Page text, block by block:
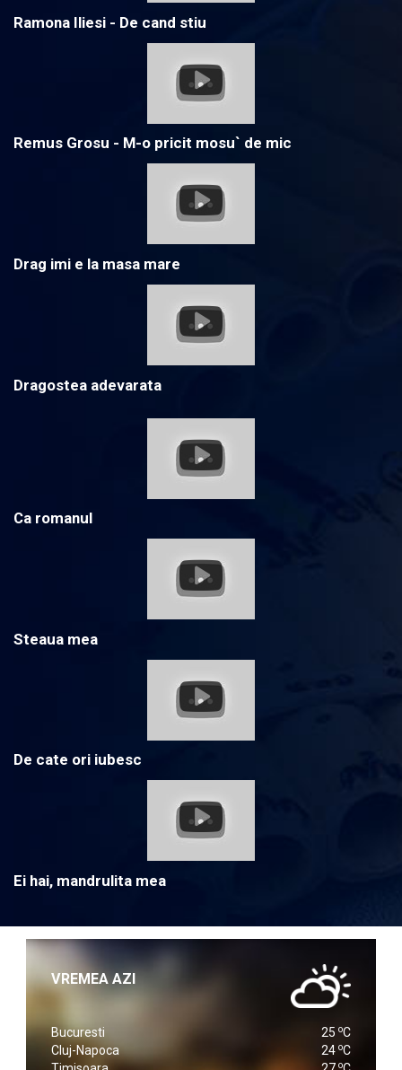
Ramona Iliesi - De cand stiu
Remus Grosu - M-o pricit mosu` de mic
Drag imi e la masa mare
Dragostea adevarata
Ca romanul
Steaua mea
De cate ori iubesc
Ei hai, mandrulita mea
VREMEA AZI
Bucuresti 25 oC
Cluj-Napoca
24 oC
o